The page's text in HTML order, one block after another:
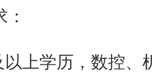
以上学历，数控、